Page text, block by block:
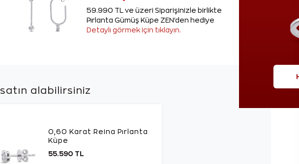
59.990 TL ve üzeri Siparişinizle birlikte
Pırlanta Gümüş Küpe ZEN'den hediye
Detaylı görmek için tıklayın.
satın alabilirsiniz
0,60 Karat Reina Pırlanta
Küpe
55.590 TL